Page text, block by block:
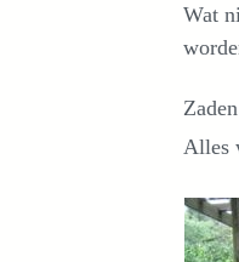
Wat
Alles